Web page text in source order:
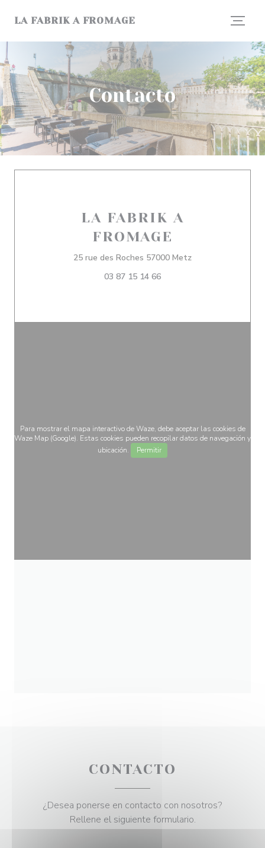
LA FABRIK A FROMAGE
Contacto
LA FABRIK A
FROMAGE
25 rue des Roches 57000 Metz((abre en una
03 87 15 14 66
Para mostrar el mapa interactivo de Waze, debe aceptar las cookies de
Waze Map (Google). Estas cookies pueden recopilar datos de navegación y
ubicación.
Permitir
CONTACTO
¿Desea ponerse en contacto con nosotros?
Rellene el siguiente formulario.